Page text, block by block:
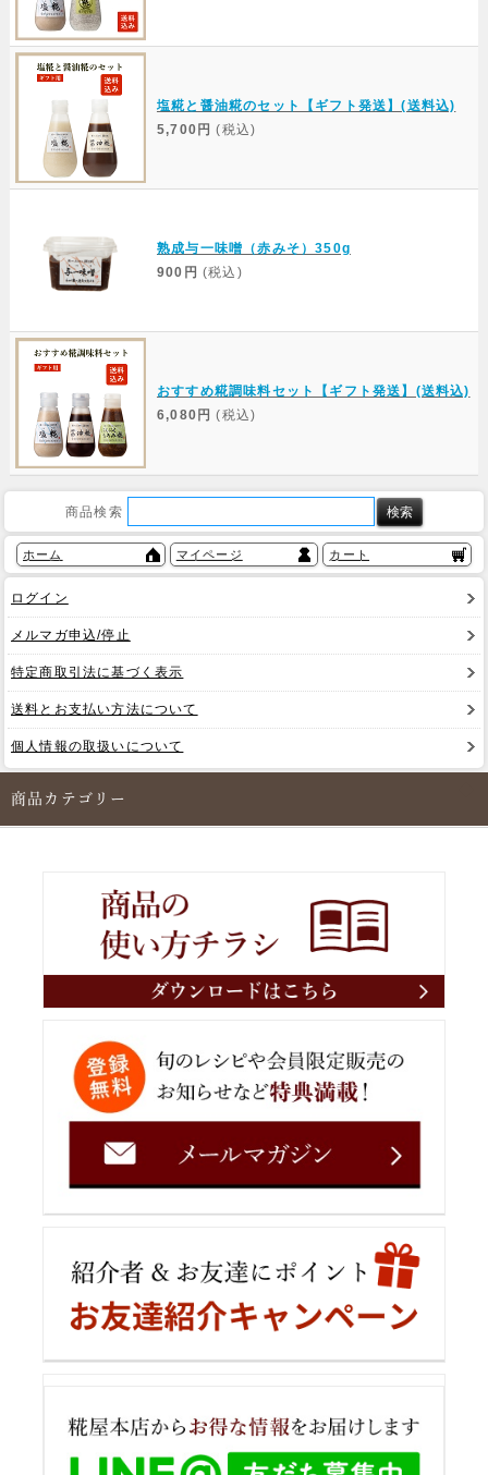
塩糀と醤油糀のセット【ギフト発送】(送料込)
5,700円 (税込)
熟成与一味噌（赤みそ）350g
900円 (税込)
おすすめ糀調味料セット【ギフト発送】(送料込)
6,080円 (税込)
商品検索
ホーム マイページ カート
ログイン
メルマガ申込/停止
特定商取引法に基づく表示
送料とお支払い方法について
個人情報の取扱いについて
商品カテゴリー